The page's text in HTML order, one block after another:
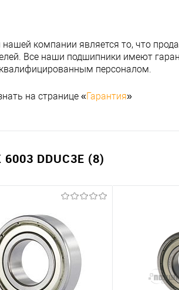
компании является то, что
Все наши подшипники имеют
персоналом.
на странице «Гарантия»
DDUC3E (8)